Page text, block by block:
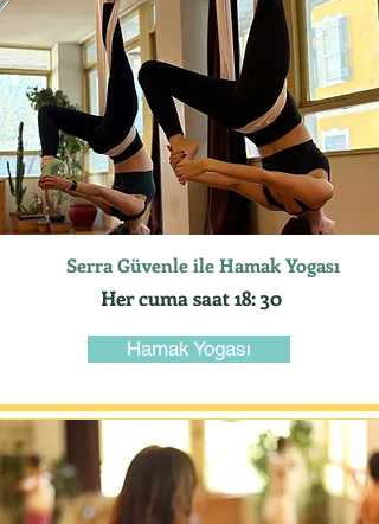
Serra Güvenle ile Hamak Yogası
Her cuma saat 18: 30
Hamak Yogası